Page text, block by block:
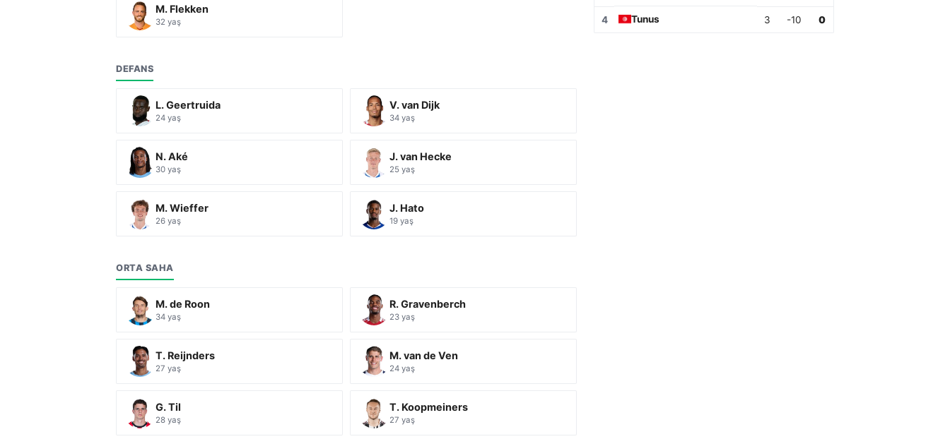
M. Flekken
32 yaş
DEFANS
L. Geertruida
24 yaş
V. van Dijk
34 yaş
N. Aké
30 yaş
J. van Hecke
25 yaş
M. Wieffer
26 yaş
J. Hato
19 yaş
ORTA SAHA
M. de Roon
34 yaş
R. Gravenberch
23 yaş
T. Reijnders
27 yaş
M. van de Ven
24 yaş
G. Til
28 yaş
T. Koopmeiners
27 yaş
4 Tunus 3 -10 0